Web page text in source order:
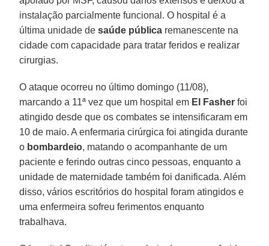
instalação parcialmente funcional. O hospital é a
última unidade desaúde pública remanescente na
cidade com capacidade para tratar feridos e realizar
cirurgias.
O ataque ocorreu no último domingo (11/08),
marcando a 11ª vez que um hospital em El Fasher foi
atingido desde que os combates se intensificaram em
10 de maio. A enfermaria cirúrgica foi atingida durante
o bombardeio, matando o acompanhante de um
paciente e ferindo outras cinco pessoas, enquanto a
unidade de maternidade também foi danificada. Além
disso, vários escritórios do hospital foram atingidos e
uma enfermeira sofreu ferimentos enquanto
trabalhava.